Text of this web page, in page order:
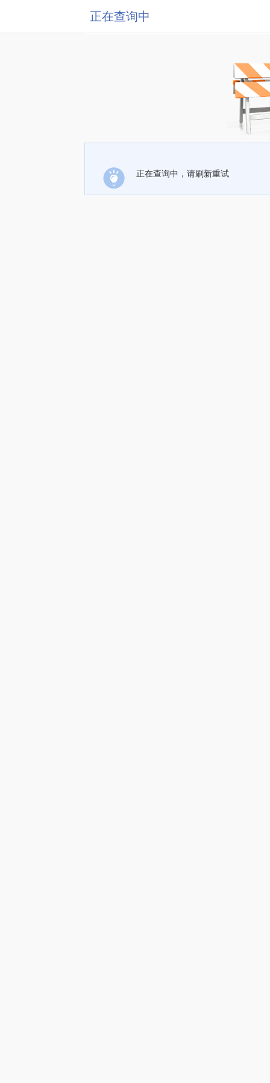
正在查询中
正在查询中，请刷新重试